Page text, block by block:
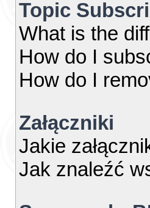
Topic
What is the
How do I
How do I
Załączniki
Jakie
Jak znaleźć